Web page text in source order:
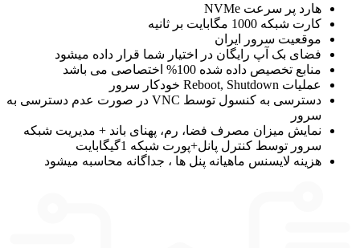
هارد پر سرعت NVMe
کارت شبکه 1000 مگابایت بر ثانیه
موقعیت سرور ایران
فضای بک آپ رایگان در اختیار شما قرار داده میشود
منابع تخصیص داده شده 100% اختصاصی می باشد
عملیات Reboot, Shutdown خودکار سرور
دسترسی به کنسول توسط VNC در صورت عدم دسترسی به
سرور
نمایش میزان مصرف فضا، رم، پهنای باند + مدیریت شبکه
سرور توسط کنترل پانل+پورت شبکه 1گیگابایت
هزینه لایسنس ماهیانه پنل ها ، جداگانه محاسبه میشود